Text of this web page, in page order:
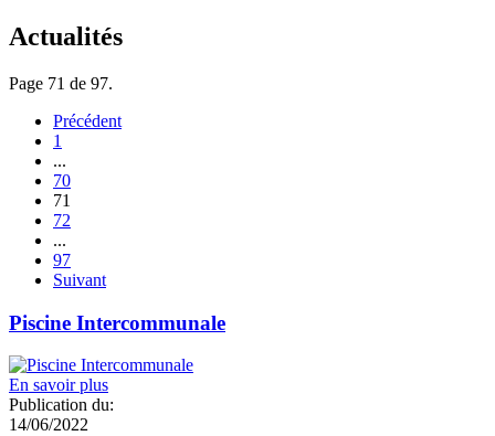
Actualités
Page 71 de 97.
Précédent
1
...
70
71
72
...
97
Suivant
Piscine Intercommunale
En savoir plus
Publication du:
14/06/2022